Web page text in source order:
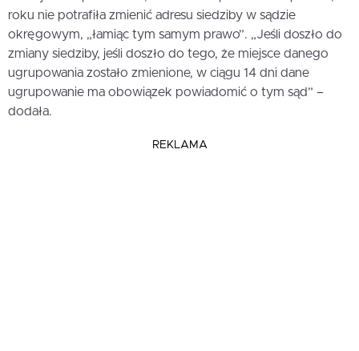
roku nie potrafiła zmienić adresu siedziby w sądzie
okręgowym, „łamiąc tym samym prawo”. „Jeśli doszło do
zmiany siedziby, jeśli doszło do tego, że miejsce danego
ugrupowania zostało zmienione, w ciągu 14 dni dane
ugrupowanie ma obowiązek powiadomić o tym sąd” –
dodała.
REKLAMA